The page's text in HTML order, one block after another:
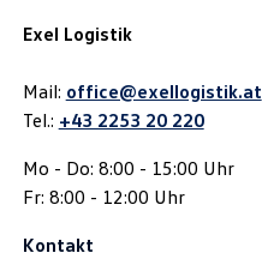
Exel Logistik
Mail: office@exellogistik.at
Tel.: +43 2253 20 220
Mo - Do: 8:00 - 15:00 Uhr
Fr: 8:00 - 12:00 Uhr
Kontakt